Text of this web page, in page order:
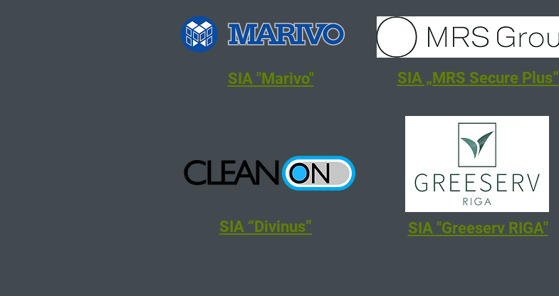
SIA "Marivo" SIA „MRS Secure Plus”
SIA “Divinus” SIA "Greeserv RIGA"